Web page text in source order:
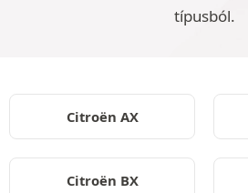
típusból.
Citroën AX
Citroën BX